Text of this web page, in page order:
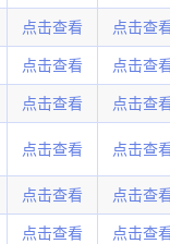
点击查看 点击查
点击查看 点击查
点击查看 点击查
点击查看 点击查
点击查看 点击查
点击查看 点击查